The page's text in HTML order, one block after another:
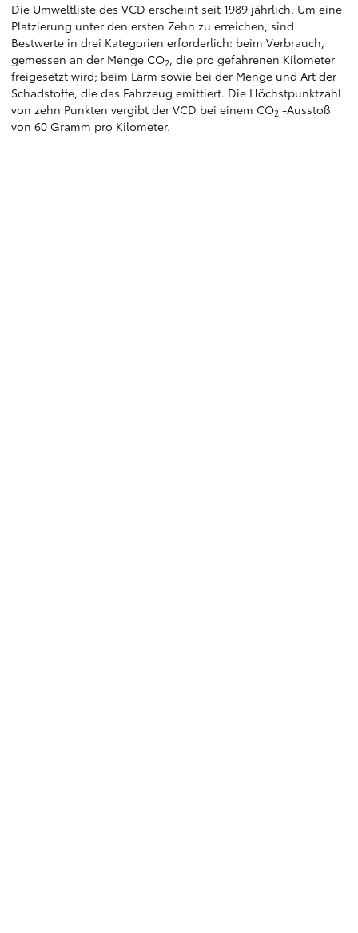
Die Umweltliste des VCD erscheint seit 1989 jährlich. Um eine
Platzierung unter den ersten Zehn zu erreichen, sind
Bestwerte in drei Kategorien erforderlich: beim Verbrauch,
gemessen an der Menge CO2, die pro gefahrenen Kilometer
freigesetzt wird; beim Lärm sowie bei der Menge und Art der
Schadstoffe, die das Fahrzeug emittiert. Die Höchstpunktzahl
von zehn Punkten vergibt der VCD bei einem CO2 -Ausstoß
von 60 Gramm pro Kilometer.